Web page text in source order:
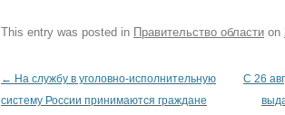
This entry was posted in Правительство области on
Post navigation
← На службу в уголовно-исполнительную
систему России принимаются граждане
С 26